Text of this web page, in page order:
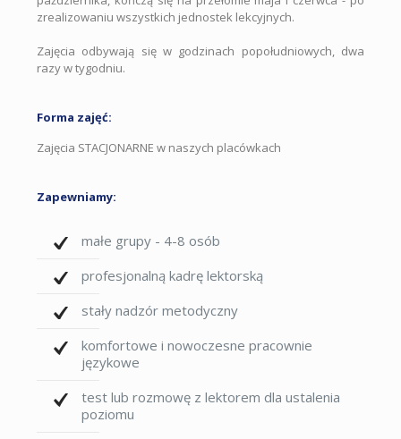
zrealizowaniu wszystkich jednostek lekcyjnych.
Zajęcia odbywają się w godzinach popołudniowych, dwa
razy w tygodniu.
Forma zajęć:
Zajęcia STACJONARNE w naszych placówkach
Zapewniamy:
małe grupy - 4-8 osób
profesjonalną kadrę lektorską
stały nadzór metodyczny
komfortowe i nowoczesne pracownie
językowe
test lub rozmowę z lektorem dla ustalenia
poziomu